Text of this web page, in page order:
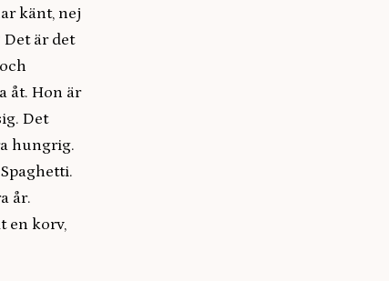
känt, nej
är det
åt. Hon är
Det
hungrig.
år.
en korv,